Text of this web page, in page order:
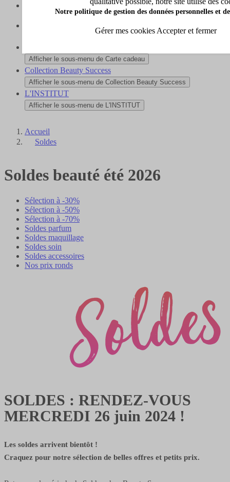
Afficher le sous-menu de Promos
Afficher le sous-menu de Nouveautés
Afficher le sous-menu de Carte cadeau
Collection Beauty Success
Afficher le sous-menu de Collection Beauty Success
L'INSTITUT
Afficher le sous-menu de L'INSTITUT
Accueil
Soldes
Soldes beauté été 2026
Sélection à -30%
Sélection à -50%
Sélection à -70%
Soldes parfum
Soldes maquillage
Soldes soin
Soldes accessoires
Nos prix ronds
SOLDES : RENDEZ-VOUS
MERCREDI 26 juin 2024 !
Les soldes arrivent bientôt !
Craquez pour notre sélection de belles offres et petits prix.
Notre politique de gestion des données personnelles et
Gérer mes cookies Accepter et fermer